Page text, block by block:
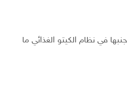
في نظام الكيتو الغذائي ما